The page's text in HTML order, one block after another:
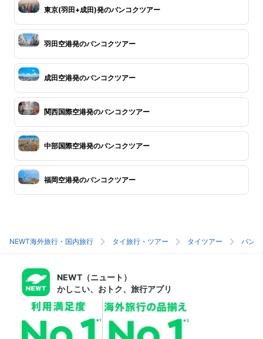
東京(羽田+成田)発のバンコクツアー
羽田空港発のバンコクツアー
成田空港発のバンコクツアー
関西国際空港発のバンコクツアー
中部国際空港発のバンコクツアー
福岡空港発のバンコクツアー
NEWT海外旅行・国内旅行 タイ旅行・ツアー タイツアー バン
NEWT（ニュート）
かしこい、おトク、旅行アプリ